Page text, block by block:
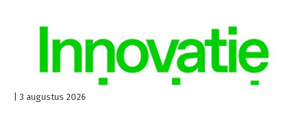
3 augustus 2026